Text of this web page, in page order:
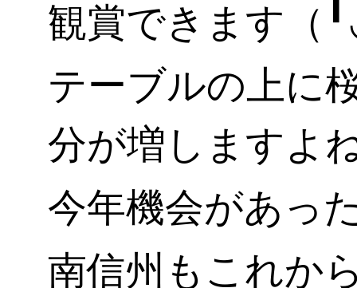
観賞できます（
テーブルの上に
分が増しますよ
今年機会があっ
南信州もこれか